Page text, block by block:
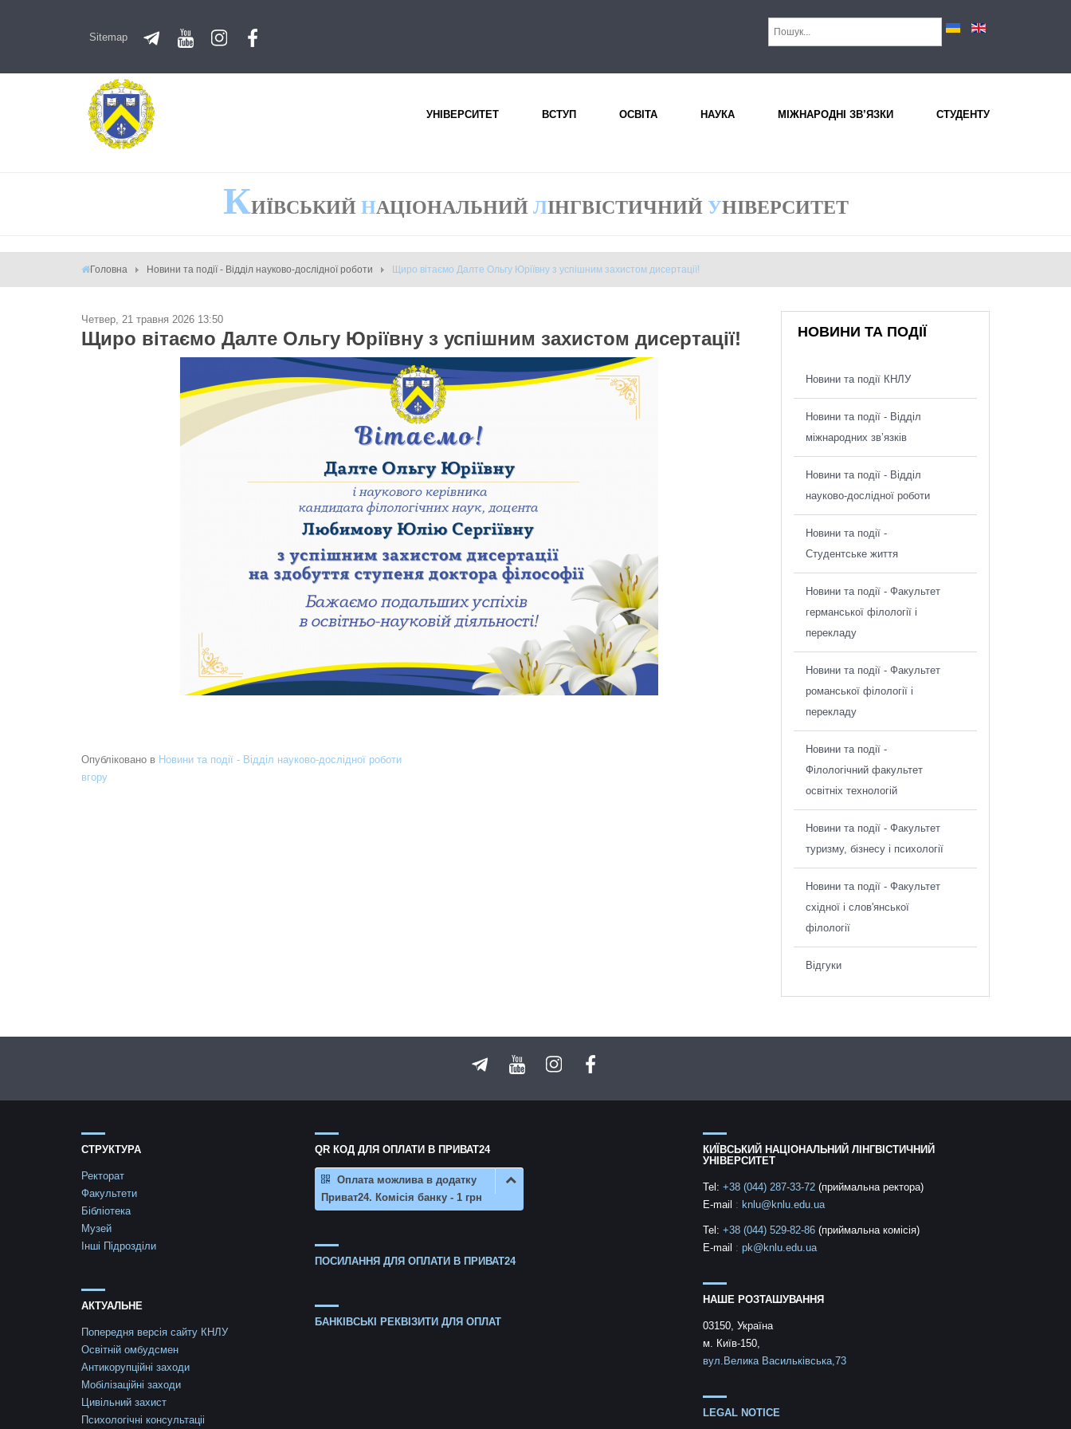
Sitemap
УНІВЕРСИТЕТ ВСТУП ОСВІТА НАУКА МІЖНАРОДНІ ЗВ’ЯЗКИ СТУДЕНТУ
КИЇВСЬКИЙ НАЦІОНАЛЬНИЙ ЛІНГВІСТИЧНИЙ УНІВЕРСИТЕТ
Головна Новини та події - Відділ науково-дослідної роботи Щиро вітаємо Далте Ольгу Юріївну з успішним захистом дисертації!
Четвер, 21 травня 2026 13:50
Щиро вітаємо Далте Ольгу Юріївну з успішним захистом дисертації!
Опубліковано в Новини та події - Відділ науково-дослідної роботи
вгору
НОВИНИ ТА ПОДІЇ
Новини та події КНЛУ
Новини та події - Відділ
міжнародних зв’язків
Новини та події - Відділ
науково-дослідної роботи
Новини та події -
Студентське життя
Новини та події - Факультет
германської філології і
перекладу
Новини та події - Факультет
романської філології і
перекладу
Новини та події -
Філологічний факультет
освітніх технологій
Новини та події - Факультет
туризму, бізнесу і психології
Новини та події - Факультет
східної і слов'янської
філології
Відгуки
СТРУКТУРА
Ректорат
Факультети
Бібліотека
Музей
Інші Підрозділи
АКТУАЛЬНЕ
Попередня версія сайту КНЛУ
Освітній омбудсмен
Антикорупційні заходи
Мобілізаційні заходи
Цивільний захист
Психологічні консультаціі
QR КОД ДЛЯ ОПЛАТИ В ПРИВАТ24
Оплата можлива в додатку
Приват24. Комісія банку - 1 грн
ПОСИЛАННЯ ДЛЯ ОПЛАТИ В ПРИВАТ24
БАНКІВСЬКІ РЕКВІЗИТИ ДЛЯ ОПЛАТ
КИЇВСЬКИЙ НАЦІОНАЛЬНИЙ ЛІНГВІСТИЧНИЙ
УНІВЕРСИТЕТ
Tel: +38 (044) 287-33-72 (приймальна ректора)
E-mail : knlu@knlu.edu.ua
Tel: +38 (044) 529-82-86 (приймальна комісія)
E-mail : pk@knlu.edu.ua
НАШЕ РОЗТАШУВАННЯ
03150, Україна
м. Київ-150,
вул.Велика Васильківська,73
LEGAL NOTICE